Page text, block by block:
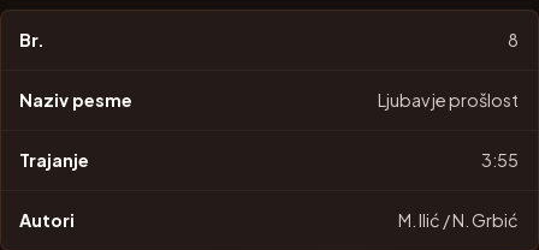
8
Ljubav je prošlost
3:55
M. Ilić / N. Grbić